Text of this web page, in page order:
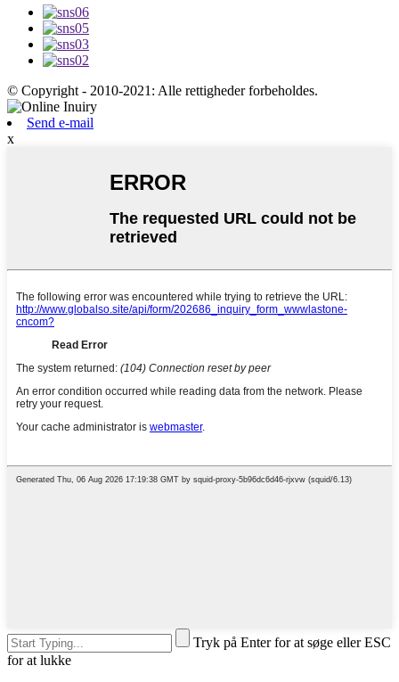
© Copyright - 2010-2021: Alle rettigheder forbeholdes.
Send e-mail
x
Tryk på Enter for at søge eller ESC
for at lukke